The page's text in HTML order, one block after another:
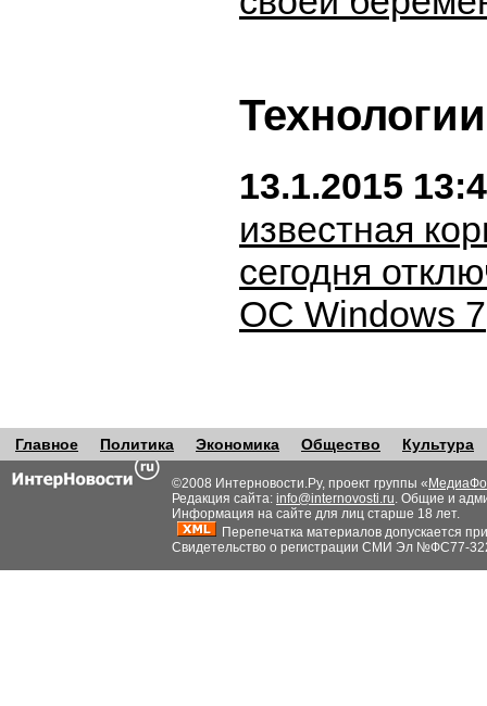
Технологии
13.1.2015
известная
сегодня
ОС Windows 7
Главное Политика Экономика Общество Культура
©2008 Интерновости.Ру, проект группы «
Редакция сайта: info@internovosti.ru. Общие и
Информация на сайте для лиц старше 18 лет.
Перепечатка материалов допускается
Свидетельство о регистрации СМИ Эл №ФС77-